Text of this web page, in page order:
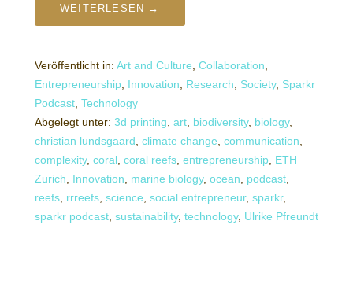
WEITERLESEN →
Veröffentlicht in: Art and Culture Collaboration
Entrepreneurship Innovation Research Society, Sparkr
Podcast Technology
Abgelegt unter: 3d printing art biodiversity, biology,
christian lundsgaard climate change communication
complexity, coral coral reefs entrepreneurship ETH
Zurich
Innovation marine biology, ocean podcast
reefs rrreefs science social entrepreneur, sparkr,
sparkr podcast sustainability, technology, Ulrike Pfreundt